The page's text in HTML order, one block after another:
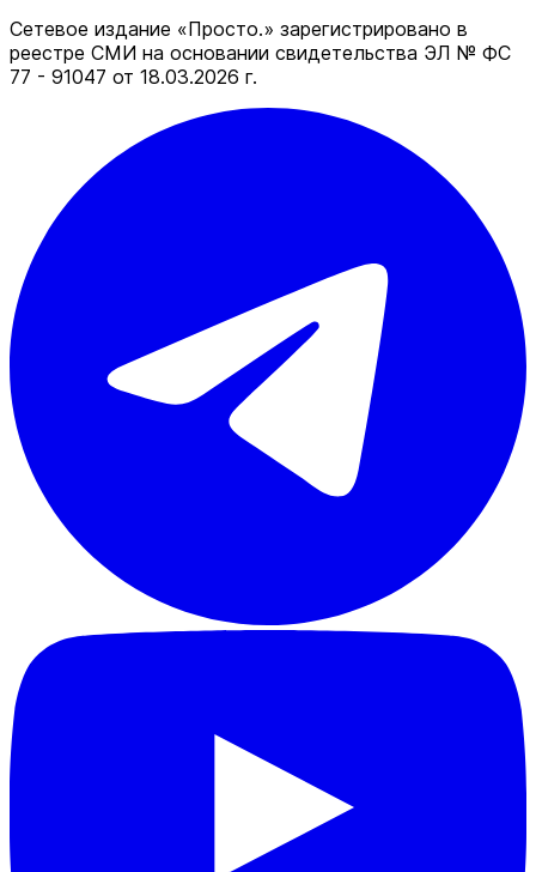
Сетевое издание «Просто.» зарегистрировано в
реестре СМИ на основании свидетельства ЭЛ № ФС
77 - 91047 от 18.03.2026 г.